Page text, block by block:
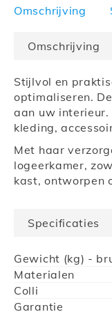
naar
van
afbeeldingen-
gallerij
Omschrijving
Omschrijving
Stijlvol en
optimaliseren.
aan uw
kleding,
Met haar
logeerkamer,
kast, ontworpen
Specificaties
Meer
informatie
Gewicht (kg) -
Materialen
Colli
Garantie